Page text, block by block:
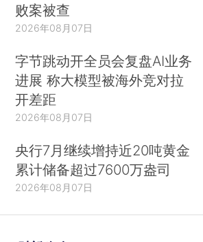
败案被查
2026年08月07日
字节跳动开全员会复盘AI业务
进展 称大模型被海外竞对拉
开差距
2026年08月07日
央行7月继续增持近20吨黄金
累计储备超过7600万盎司
2026年08月07日